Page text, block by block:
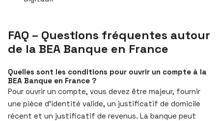
FAQ – Questions fréquentes autour
de la BEA Banque en France
Quelles sont les conditions pour ouvrir un compte à la
BEA Banque en France ?
Pour ouvrir un compte, vous devez être majeur, fournir
une pièce d’identité valide, un justificatif de domicile
récent et un justificatif de revenus. La banque peut